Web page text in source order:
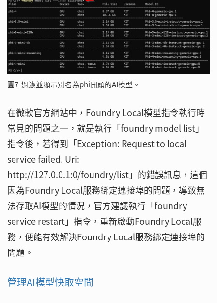
圖7 過濾並顯示別名為phi開頭的AI模型。
在微軟官方網站中，Foundry Local模型指令執行時
常見的問題之一，就是執行「foundry model list」
指令後，若得到「Exception: Request to local
service failed. Uri:
http://127.0.0.1:0/foundry/list」的錯誤訊息，這個
因為Foundry Local服務綁定連接埠的問題，導致無
法存取AI模型的情況，官方建議執行「foundry
service restart」指令，重新啟動Foundry Local服
務，便能有效解決Foundry Local服務綁定連接埠的
問題。
管理AI模型快取空間